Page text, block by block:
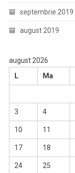
septembrie 2019
august 2019
august 2026
L
Ma
3 4
10 11
17 18
24 25